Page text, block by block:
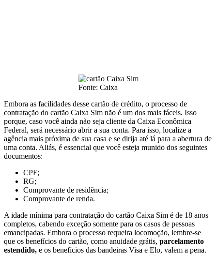
Fonte: Caixa
Embora as facilidades desse cartão de crédito, o processo de
contratação do cartão Caixa Sim não é um dos mais fáceis. Isso
porque, caso você ainda não seja cliente da Caixa Econômica
Federal, será necessário abrir a sua conta. Para isso, localize a
agência mais próxima de sua casa e se dirija até lá para a abertura de
uma conta. Aliás, é essencial que você esteja munido dos seguintes
documentos:
CPF;
RG;
Comprovante de residência;
Comprovante de renda​.
A idade mínima para contratação do cartão Caixa Sim é de 18 anos
completos, cabendo exceção somente para os casos de pessoas
emancipadas. Embora o processo requeira locomoção, lembre-se
que os benefícios do cartão, como anuidade grátis, parcelamento
estendido, e os benefícios das bandeiras Visa e Elo, valem a pena.